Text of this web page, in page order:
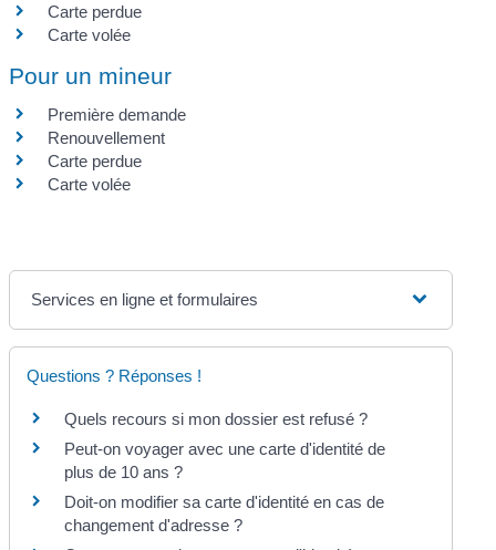
Carte perdue
Carte volée
Pour un mineur
Première demande
Renouvellement
Carte perdue
Carte volée
Services en ligne et formulaires
Questions ? Réponses !
Quels recours si mon dossier est refusé ?
Peut-on voyager avec une carte d'identité de
plus de 10 ans ?
Doit-on modifier sa carte d'identité en cas de
changement d'adresse ?